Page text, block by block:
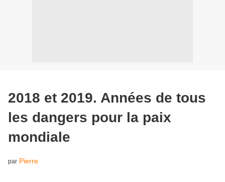
2018 et 2019. Années de tous
les dangers pour la paix
mondiale
par Pierre